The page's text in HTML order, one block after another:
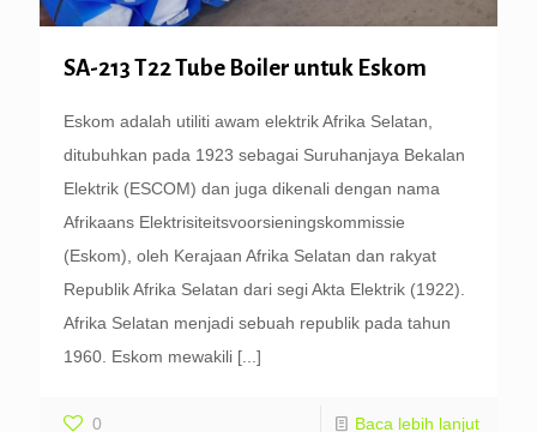
SA-213 T22 Tube Boiler untuk Eskom
Eskom adalah utiliti awam elektrik Afrika Selatan,
ditubuhkan pada 1923 sebagai Suruhanjaya Bekalan
Elektrik (ESCOM) dan juga dikenali dengan nama
Afrikaans Elektrisiteitsvoorsieningskommissie
(Eskom), oleh Kerajaan Afrika Selatan dan rakyat
Republik Afrika Selatan dari segi Akta Elektrik (1922).
Afrika Selatan menjadi sebuah republik pada tahun
1960. Eskom mewakili [...]
0 Baca lebih lanjut